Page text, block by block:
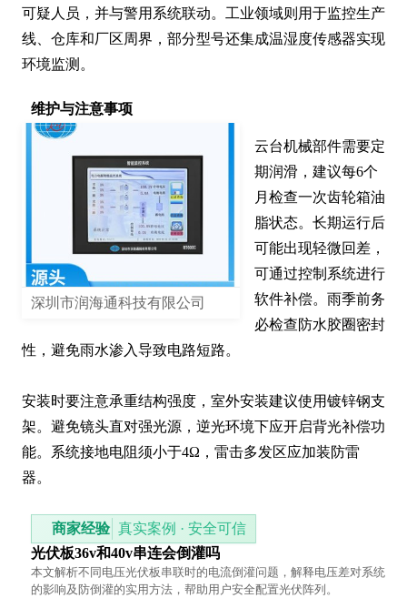
可疑人员，并与警用系统联动。工业领域则用于监控生产
线、仓库和厂区周界，部分型号还集成温湿度传感器实现
环境监测。
维护与注意事项
深圳市润海通科技有限公司
云台机械部件需要定
期润滑，建议每6个
月检查一次齿轮箱油
脂状态。长期运行后
可能出现轻微回差，
可通过控制系统进行
软件补偿。雨季前务
必检查防水胶圈密封
性，避免雨水渗入导致电路短路。
安装时要注意承重结构强度，室外安装建议使用镀锌钢支
架。避免镜头直对强光源，逆光环境下应开启背光补偿功
能。系统接地电阻须小于4Ω，雷击多发区应加装防雷
器。
商家经验 真实案例 · 安全可信
光伏板36v和40v串连会倒灌吗
本文解析不同电压光伏板串联时的电流倒灌问题，解释电压差对系统
的影响及防倒灌的实用方法，帮助用户安全配置光伏阵列。